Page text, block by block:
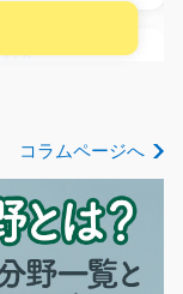
】 高時給案
コラムページへ